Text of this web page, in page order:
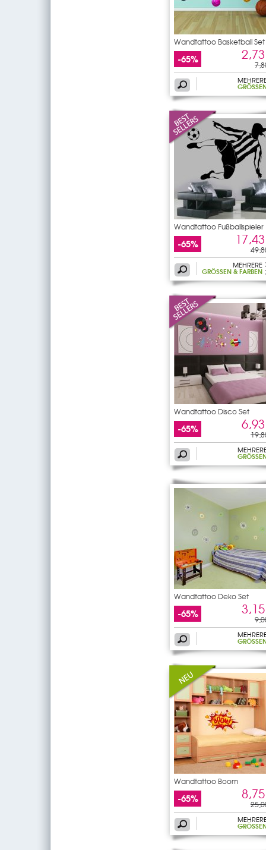
Wandtattoo Basketball Set
-65%
GRÖSSEN
Wandtattoo Fußballspieler
-65%
MEHRERE
GRÖSSEN & FARBEN
Wandtattoo Disco Set
-65%
GRÖSSEN
Wandtattoo Deko Set
-65%
GRÖSSEN
Wandtattoo Boom
-65%
GRÖSSEN